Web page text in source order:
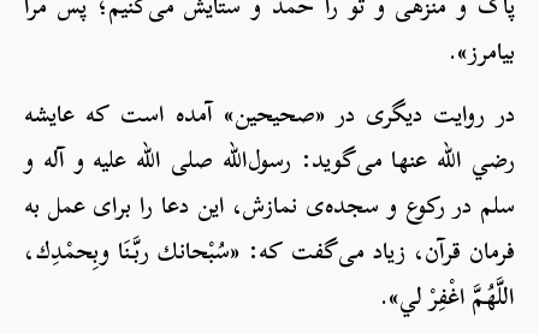
بیامرز».
در روایت دیگری در «صحیحین» آمده است که عایشه
رضي الله عنها می‌گوید: رسول‌الله صلی الله علیه و آله و
سلم در رکوع و سجده‌ی نمازش، این دعا را برای عمل به
فرمان قرآن، زیاد می‌گفت که: «سُبْحانك ربَّنَا وبِحمْدِك،
اللَّهُمَّ اغْفِرْ لي».